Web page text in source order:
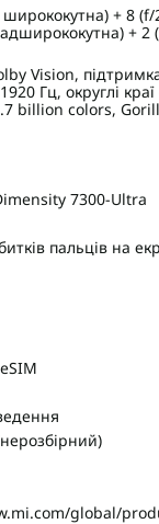
+ 8 (f/
+
Vision,
Гц, округлі краї
billion colors,
7300-Ultra
пальців на
global/